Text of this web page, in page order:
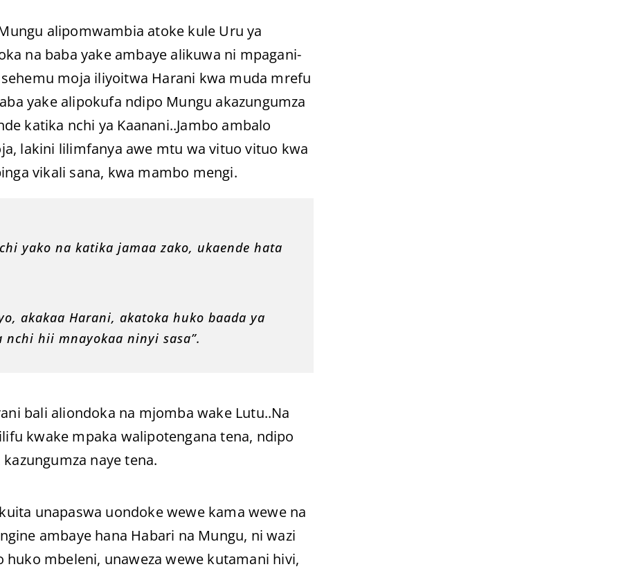
alipomwambia atoke kule Uru ya
na baba yake ambaye alikuwa ni mpagani-
moja iliyoitwa Harani kwa muda mrefu
yake alipokufa ndipo Mungu akazungumza
katika nchi ya Kaanani..Jambo ambalo
lakini lilimfanya awe mtu wa vituo vituo kwa
vikali sana, kwa mambo mengi.
yako na katika jamaa zako, ukaende hata
akakaa Harani, akatoka huko baada ya
hii mnayokaa ninyi sasa”.
bali aliondoka na mjomba wake Lutu..Na
kwake mpaka walipotengana tena, ndipo
naye tena.
unapaswa uondoke wewe kama wewe na
ambaye hana Habari na Mungu, ni wazi
mbeleni, unaweza wewe kutamani hivi,